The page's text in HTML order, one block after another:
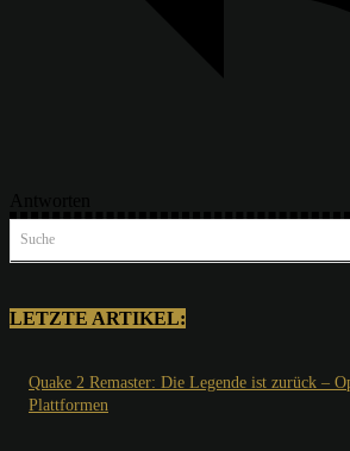
Suche
LETZTE ARTIKEL:
Quake 2 Remaster: Die Legende ist zurück –
Plattformen